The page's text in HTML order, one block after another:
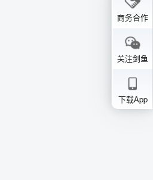
商务合作
关注剑鱼
下载App